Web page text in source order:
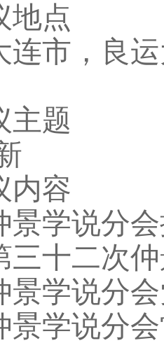
点
市，良运
题
容
学说分
十二次
学说分
学说分